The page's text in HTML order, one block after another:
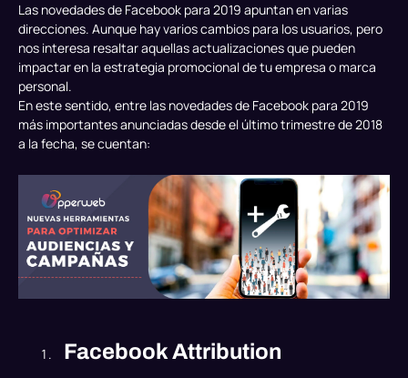
Las novedades de Facebook para 2019 apuntan en varias
direcciones. Aunque hay varios cambios para los usuarios, pero
nos interesa resaltar aquellas actualizaciones que pueden
impactar en la estrategia promocional de tu empresa o marca
personal.
En este sentido, entre las novedades de Facebook para 2019
más importantes anunciadas desde el último trimestre de 2018
a la fecha, se cuentan:
Facebook Attribution